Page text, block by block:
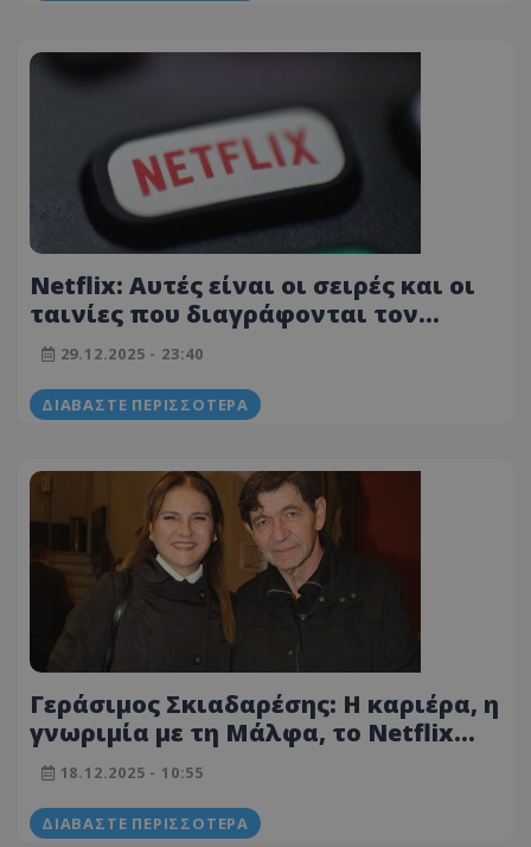
Netflix: Αυτές είναι οι σειρές και οι
ταινίες που διαγράφονται τον
Ιανουάριο - Μόλις που
προλαβαίνετε να τις δείτε!
29.12.2025 - 23:40
ΔΙΑΒΆΣΤΕ ΠΕΡΙΣΣΌΤΕΡΑ
Γεράσιμος Σκιαδαρέσης: Η καριέρα, η
γνωριμία με τη Μάλφα, το Netflix
και ο «Φατσέας»
18.12.2025 - 10:55
ΔΙΑΒΆΣΤΕ ΠΕΡΙΣΣΌΤΕΡΑ